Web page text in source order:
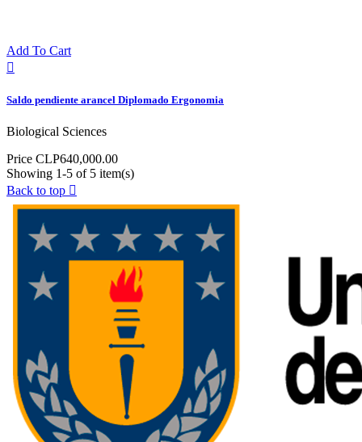
Add To Cart

Saldo pendiente arancel Diplomado Ergonomia
Biological Sciences
Price CLP640,000.00
Showing 1-5 of 5 item(s)
Back to top 